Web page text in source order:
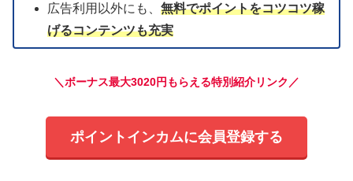
広告利用以外にも、 無料でポイントをコツコツ稼
げるコンテンツも充実
＼ボーナス最大3020円もらえる特別紹介リンク／
ポイントインカムに会員登録する